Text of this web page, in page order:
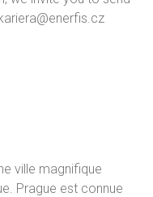
ville magnifique
Prague est connue